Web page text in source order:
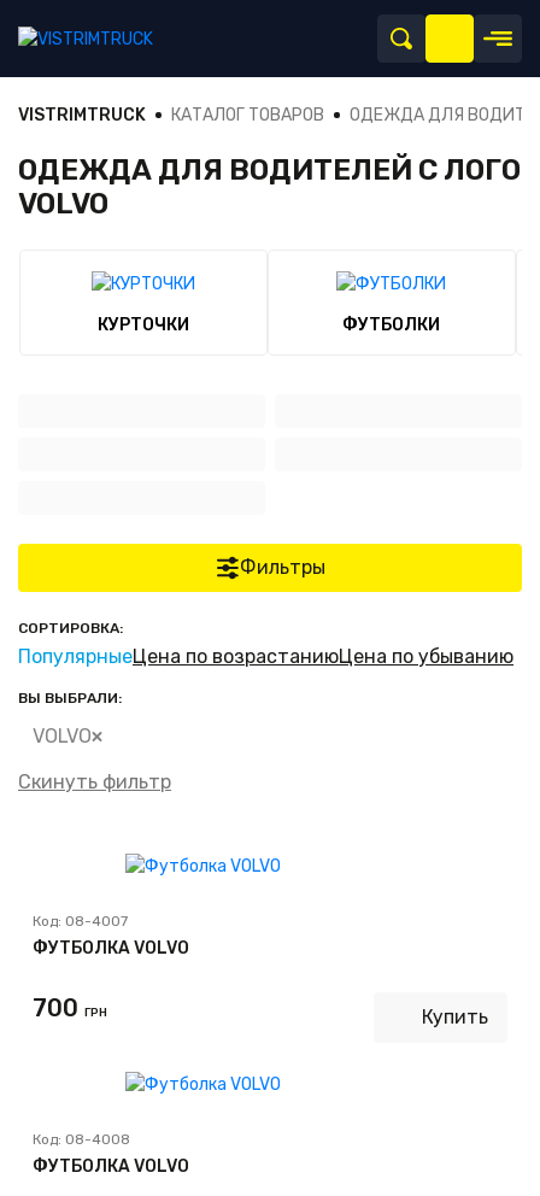
VISTRIMTRUCK КАТАЛОГ ТОВАРОВ ОДЕЖДА ДЛЯ
ОДЕЖДА ДЛЯ ВОДИТЕЛЕЙ С ЛОГО
VOLVO
КУРТОЧКИ ФУТБОЛКИ
Фильтры
СОРТИРОВКА:
ПопулярныеЦена по возрастаниюЦена по убыванию
ВЫ ВЫБРАЛИ:
VOLVO
Скинуть фильтр
Код: 08-4007
ФУТБОЛКА VOLVO
700 ГРН Купить
Код: 08-4008
ФУТБОЛКА VOLVO